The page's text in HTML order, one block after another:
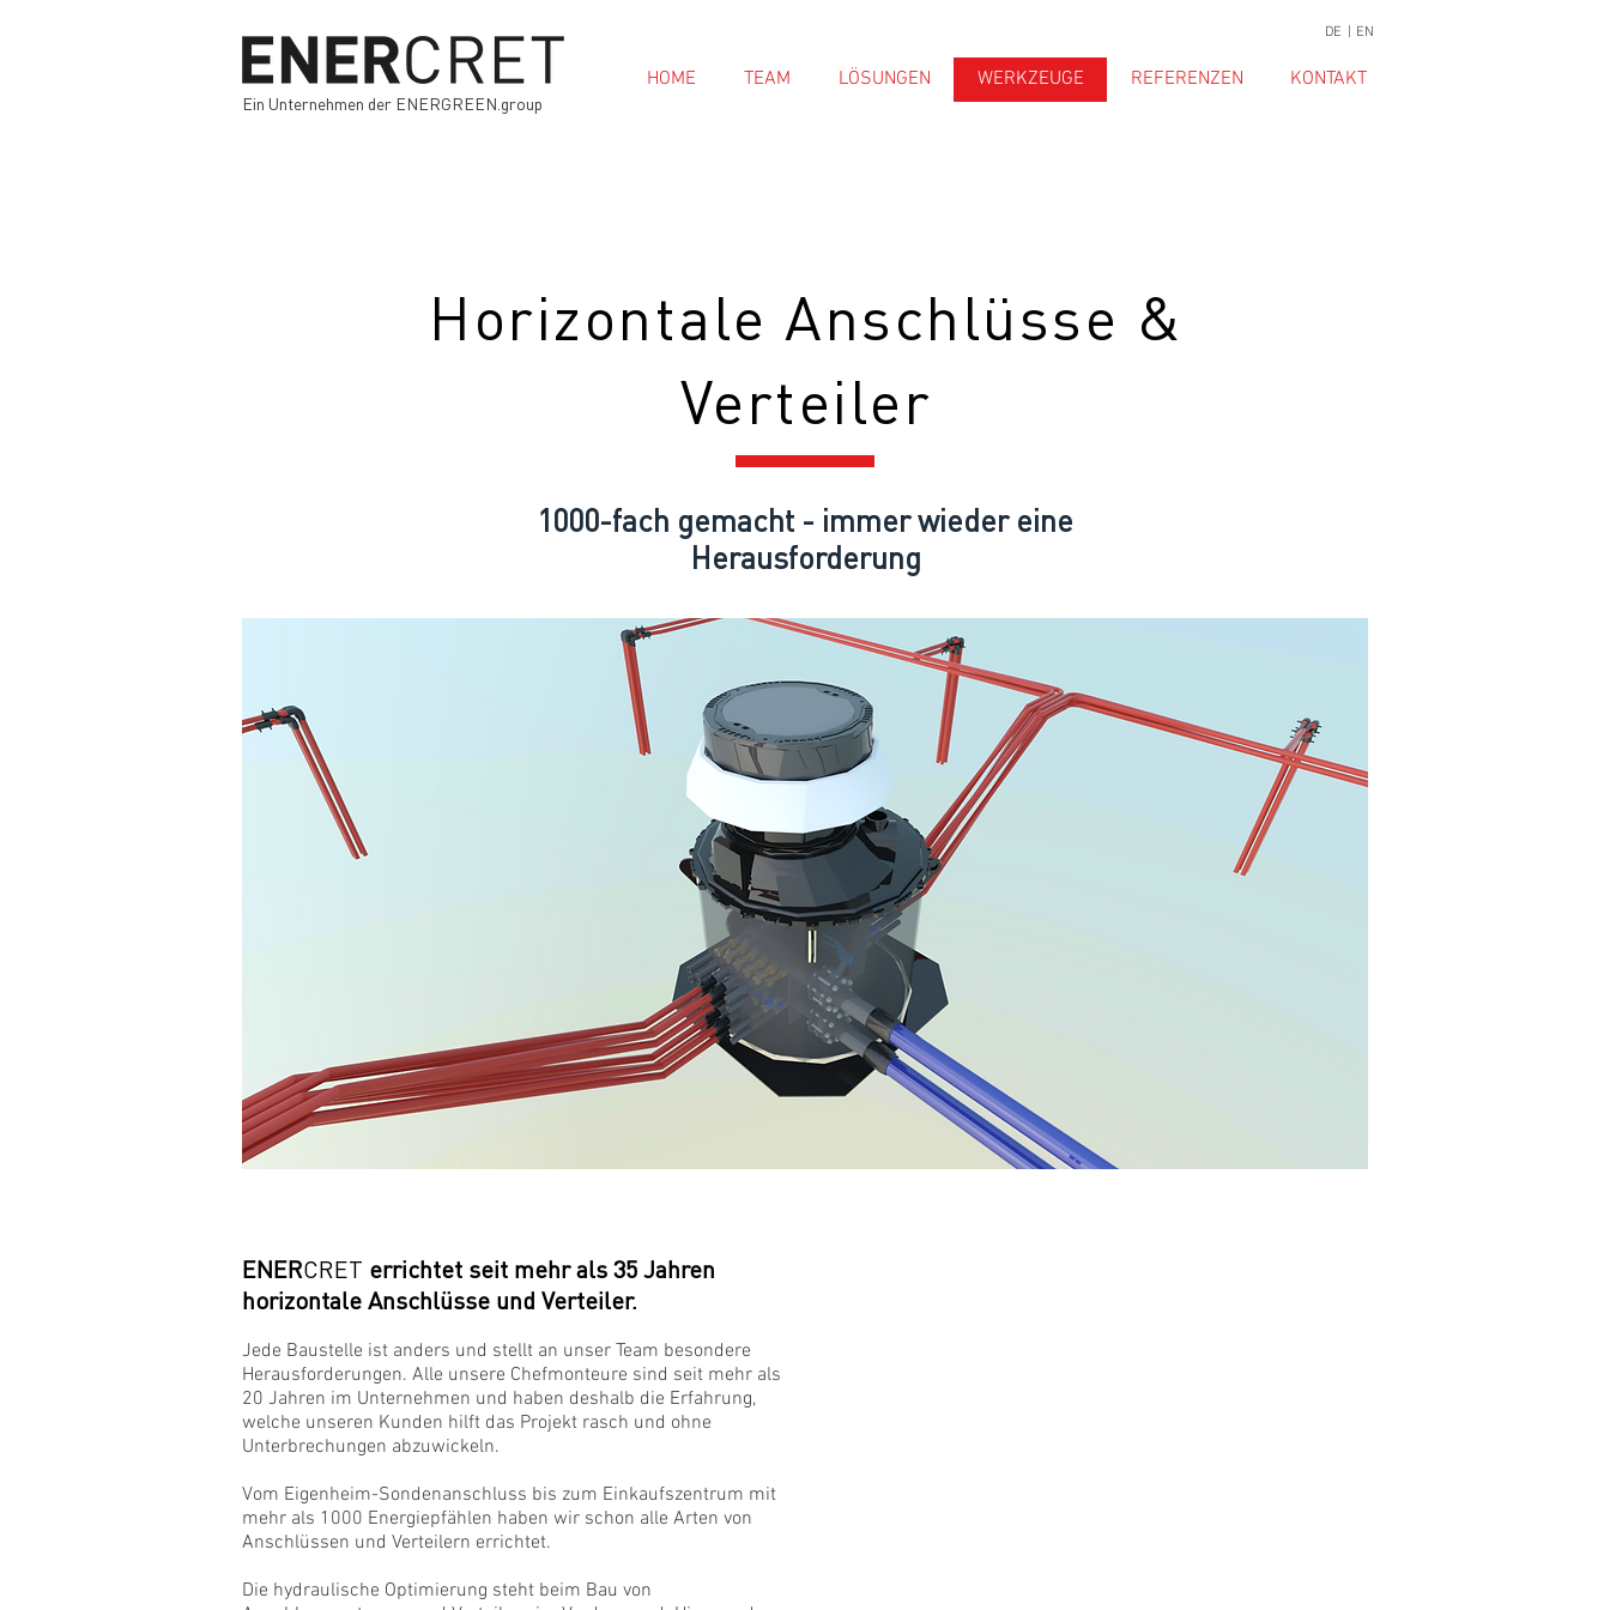
HOME TEAM LÖSUNGEN WERKZEUGE REFERENZEN KONTAKT
DE | EN
Ein Unternehmen der ENERGREEN.group
Horizontale Anschlüsse &
Verteiler
1000-fach gemacht - immer wieder eine
Herausforderung
ENERCRET errichtet seit mehr als 35 Jahren
horizontale Anschlüsse und Verteiler.
Jede Baustelle ist anders und stellt an unser Team besondere
Herausforderungen. Alle unsere Chefmonteure sind seit mehr als
20 Jahren im Unternehmen und haben deshalb die Erfahrung,
welche unseren Kunden hilft das Projekt rasch und ohne
Unterbrechungen abzuwickeln.
Vom Eigenheim-Sondenanschluss bis zum Einkaufszentrum mit
mehr als 1000 Energiepfählen haben wir schon alle Arten von
Anschlüssen und Verteilern errichtet.
Die hydraulische Optimierung steht beim Bau von